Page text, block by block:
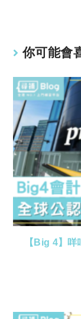
你可能會
【Big 4】